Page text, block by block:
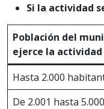
Si la actividad
Población del
ejerce la actividad
Hasta 2.000
De 2.001 hasta